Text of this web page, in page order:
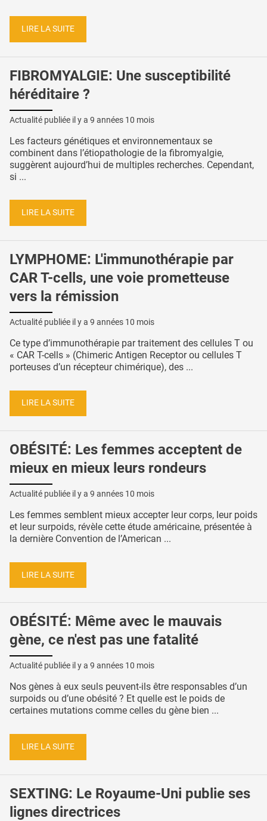
LIRE LA SUITE
FIBROMYALGIE: Une susceptibilité
héréditaire ?
Actualité publiée il y a 9 années 10 mois
Les facteurs génétiques et environnementaux se
combinent dans l’étiopathologie de la fibromyalgie,
suggèrent aujourd’hui de multiples recherches. Cependant,
si ...
LIRE LA SUITE
LYMPHOME: L'immunothérapie par
CAR T-cells, une voie prometteuse
vers la rémission
Actualité publiée il y a 9 années 10 mois
Ce type d’immunothérapie par traitement des cellules T ou
« CAR T-cells » (Chimeric Antigen Receptor ou cellules T
porteuses d’un récepteur chimérique), des ...
LIRE LA SUITE
OBÉSITÉ: Les femmes acceptent de
mieux en mieux leurs rondeurs
Actualité publiée il y a 9 années 10 mois
Les femmes semblent mieux accepter leur corps, leur poids
et leur surpoids, révèle cette étude américaine, présentée à
la dernière Convention de l’American ...
LIRE LA SUITE
OBÉSITÉ: Même avec le mauvais
gène, ce n'est pas une fatalité
Actualité publiée il y a 9 années 10 mois
Nos gènes à eux seuls peuvent-ils être responsables d’un
surpoids ou d’une obésité ? Et quelle est le poids de
certaines mutations comme celles du gène bien ...
LIRE LA SUITE
SEXTING: Le Royaume-Uni publie ses
lignes directrices